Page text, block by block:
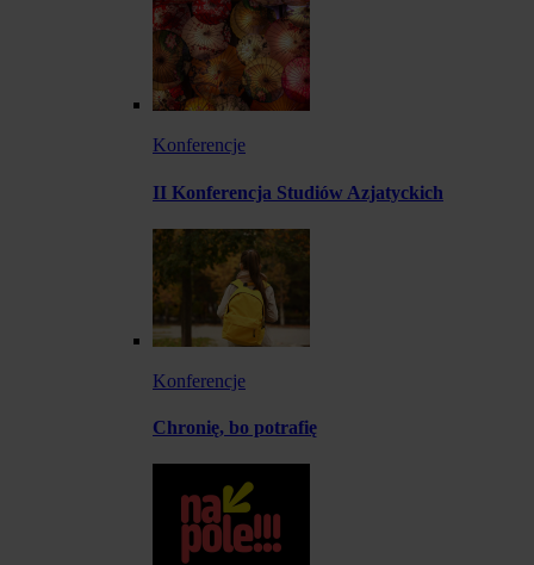
Konferencje
II Konferencja Studiów Azjatyckich
Konferencje
Chronię, bo potrafię